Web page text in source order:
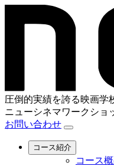
圧倒的実績を誇る映画学
ニューシネマワークショ
お問い合わせ
コース紹介
コース